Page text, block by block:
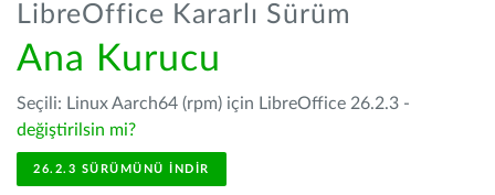
LibreOffice Kararlı Sürüm
Ana Kurucu
Seçili: Linux Aarch64 (rpm) için LibreOffice 26.2.3 -
değiştirilsin mi?
26.2.3 SÜRÜMÜNÜ İNDIR